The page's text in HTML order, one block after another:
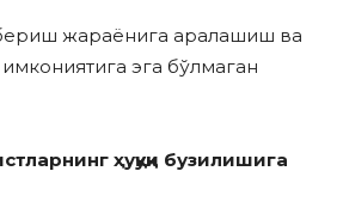
жараёнига аралашиш ва
эга бўлмаган
ҳуқуқи бузилишига